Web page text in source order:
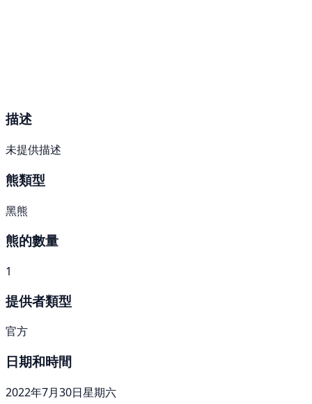
描述
未提供描述
熊類型
黑熊
熊的數量
1
提供者類型
官方
日期和時間
2022年7月30日星期六